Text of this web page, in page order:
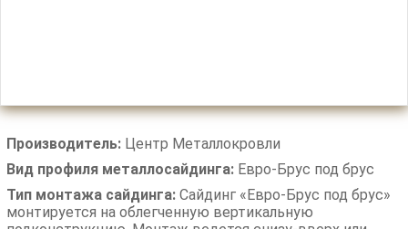
Производитель: Центр Металлокровли
Вид профиля металлосайдинга: Евро-Брус под брус
Тип монтажа сайдинга: Сайдинг «Евро-Брус под брус»
монтируется на облегченную вертикальную